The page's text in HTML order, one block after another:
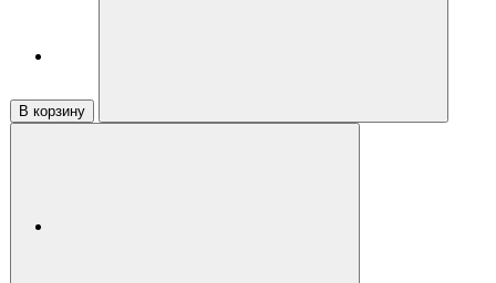
В корзину